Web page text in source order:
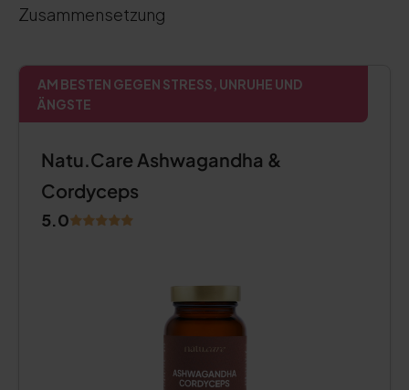
Zusammensetzung
AM BESTEN GEGEN STRESS, UNRUHE UND
ÄNGSTE
Natu.Care Ashwagandha &
Cordyceps
5.0